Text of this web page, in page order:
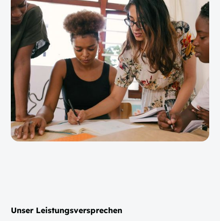
Unser Leistungsversprechen